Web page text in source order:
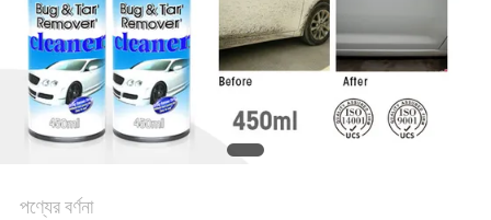
সাইট
ম্যাপ
গোপনীয়তা
নীতি
পণ্যের বর্ণনা